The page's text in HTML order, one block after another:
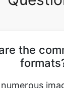
the
image types
while
for web